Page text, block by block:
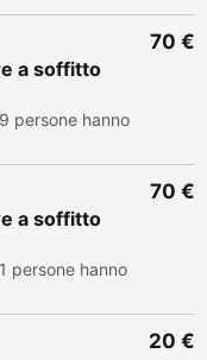
a soffitto
persone hanno
70 €
a soffitto
persone hanno
70 €
20 €